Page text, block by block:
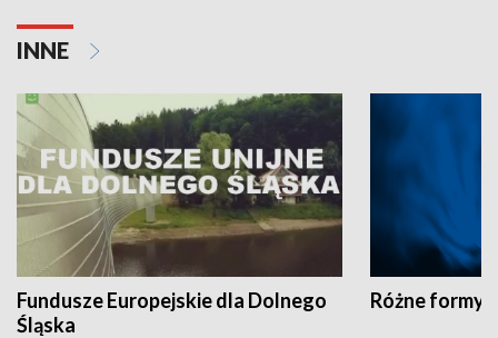
INNE
Fundusze Europejskie dla Dolnego
Śląska
Różne formy